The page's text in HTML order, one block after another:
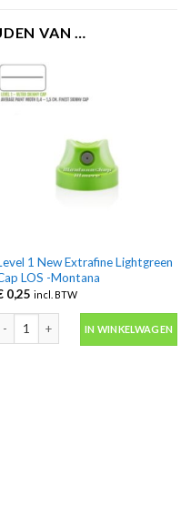
VAN …
spuitbussen aantal
1 New Extrafine Lightgreen
LOS -Montana
0,25 incl. BTW
Level 1 New Extrafine Lightgreen
IN WINKELWAGEN